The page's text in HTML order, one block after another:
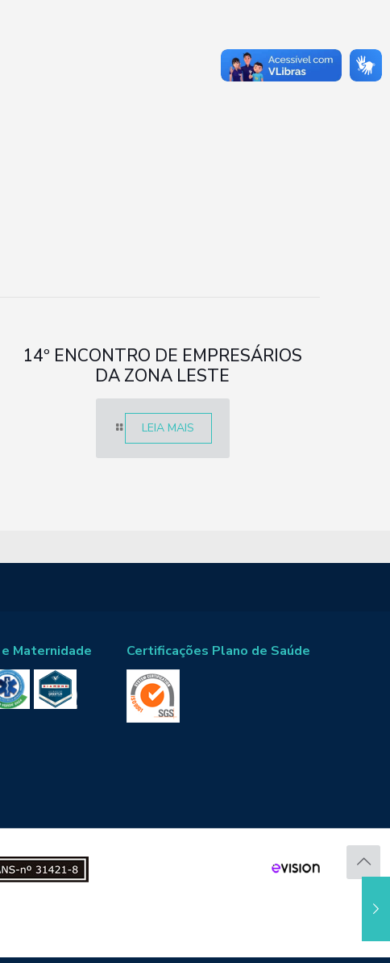
14º ENCONTRO DE EMPRESÁRIOS
DA ZONA LESTE
LEIA MAIS
Maternidade Certificações Plano de Saúde